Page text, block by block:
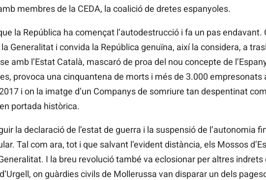
membres de la CEDA, la coalició de dretes espanyoles.
la República ha començat l’autodestrucció i fa un pas endavant.
Generalitat i convida la República genuïna, així la considera, a
amb l’Estat Català, mascaró de proa del nou concepte de
provoca una cinquantena de morts i més de 3.000 empresonats
i on la imatge d’un Companys de somriure tan despentinat
portada històrica.
la declaració de l’estat de guerra i la suspensió de l’autonomia
Tal com ara, tot i que salvant l’evident distància, els Mossos
I la breu revolució també va eclosionar per altres
on guàrdies civils de Mollerussa van disparar un dels